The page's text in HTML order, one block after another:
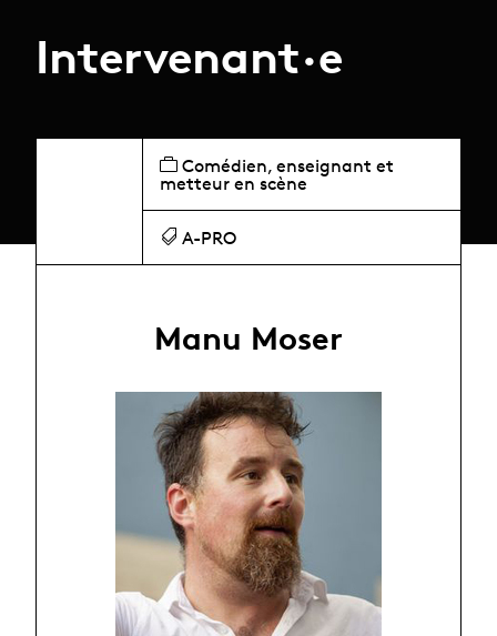
Intervenant·e
Comédien, enseignant et
metteur en scène
A-PRO
Manu Moser